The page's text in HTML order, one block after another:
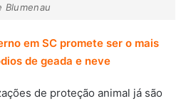
Blumenau
em SC promete ser o mais
de geada e neve
de proteção animal já são